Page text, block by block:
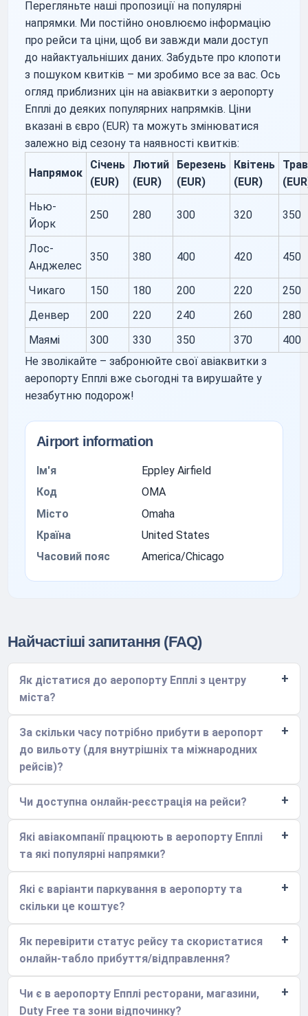
Перегляньте наші пропозиції на популярні
напрямки. Ми постійно оновлюємо інформацію
про рейси та ціни, щоб ви завжди мали доступ
до найактуальніших даних. Забудьте про клопоти
з пошуком квитків – ми зробимо все за вас. Ось
огляд приблизних цін на авіаквитки з аеропорту
Епплі до деяких популярних напрямків. Ціни
вказані в євро (EUR) та можуть змінюватися
залежно від сезону та наявності квитків:
Напрямок
Січень
(EUR)
Лютий
(EUR)
Березень
(EUR)
Квітень
(EUR)
Нью-
Йорк
250 280 300 320 350
Лос-
Анджелес
350 380 400 420 450
Чикаго 150 180 200 220
250
Денвер
200 220 240 260
280
Маямі
300 330 350 370
400
Не зволікайте – забронюйте свої авіаквитки з
аеропорту Епплі вже сьогодні та вирушайте у
незабутню подорож!
Airport information
Ім'я
Eppley Airfield
Код
OMA
Місто
Omaha
Країна
United States
Часовий пояс
America/Chicago
Найчастіші запитання (FAQ)
Як дістатися до аеропорту Епплі з центру
міста?
За скільки часу потрібно прибути в аеропорт
до вильоту (для внутрішніх та міжнародних
рейсів)?
Чи доступна онлайн-реєстрація на рейси?
Які авіакомпанії працюють в аеропорту Епплі
та які популярні напрямки?
Які є варіанти паркування в аеропорту та
скільки це коштує?
Як перевірити статус рейсу та скористатися
онлайн-табло прибуття/відправлення?
Чи є в аеропорту Епплі ресторани, магазини,
Duty Free та зони відпочинку?